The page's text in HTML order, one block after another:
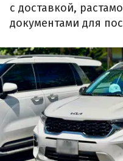
с доставкой,
документами для